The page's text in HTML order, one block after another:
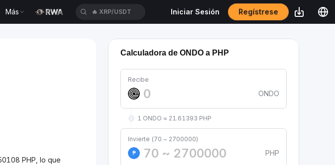
Más 🔥 XRP/USDT Iniciar Sesión Regístrese
PHP, lo que
Calculadora de ONDO a PHP
Recibe
ONDO
1 ONDO ≈ 21.61393 PHP
Invierte (70 ~ 2700000)
₱
PHP